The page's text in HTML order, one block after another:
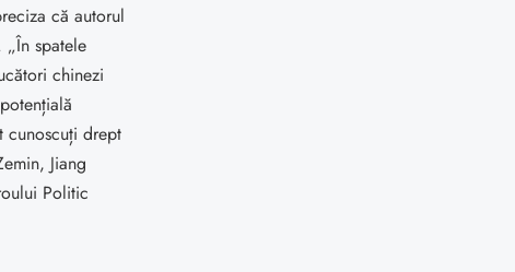
că autorul
spatele
chinezi
cunoscuți drept
Jiang
Politic